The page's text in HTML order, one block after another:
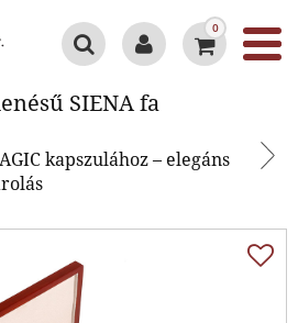
0
SIENA fa
kapszulához – elegáns
SIENA fa